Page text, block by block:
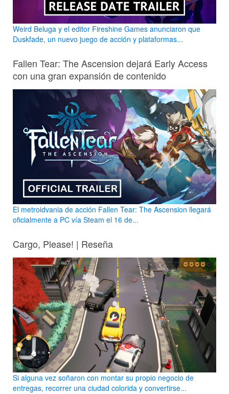
Weird Beluga y el editor Fireshine Games anunciaron que
Duskfade, un nuevo juego de acción y plataformas...
Fallen Tear: The Ascension dejará Early Access
con una gran expansión de contenido
El metroidvania de acción Fallen Tear: The Ascension llegará
oficialmente a PC vía Steam el 16 de...
Cargo, Please! | Reseña
Si alguna vez soñaron con montar su propio negocio de
entregas, recorrer una ciudad colorida y convertirse...